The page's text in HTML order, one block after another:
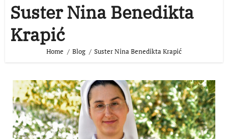
Suster Nina Benedikta
Krapić
Home Blog Suster Nina Benedikta Krapić